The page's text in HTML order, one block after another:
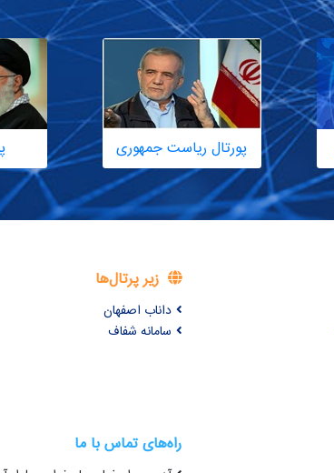
پورتال ریاست جمهوری
زیر پرتال‌ها
داناب اصفهان
سامانه شفاف
راه‌های تماس با ما